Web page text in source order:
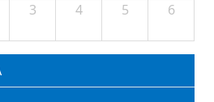
3 4 5 6